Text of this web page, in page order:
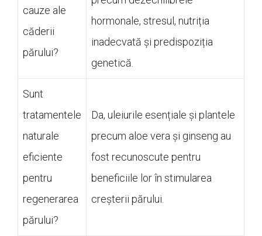
cauze ale
căderii
părului?
hormonale, stresul, nutriția
inadecvată și predispoziția
genetică.
Sunt
tratamentele
naturale
eficiente
pentru
regenerarea
părului?
Da, uleiurile esențiale și plantele
precum aloe vera și ginseng au
fost recunoscute pentru
beneficiile lor în stimularea
creșterii părului.